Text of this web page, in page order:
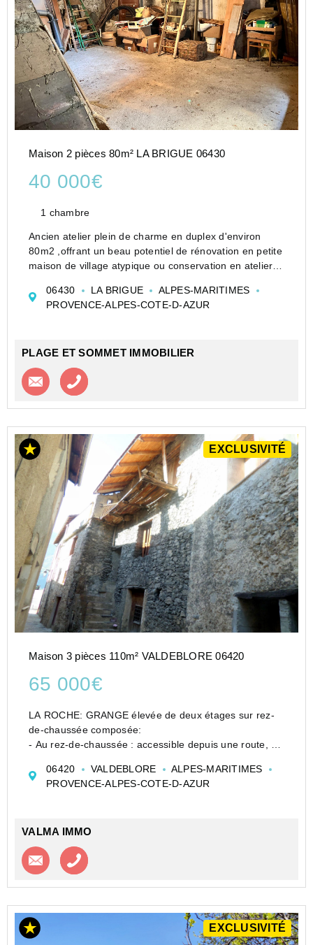
Maison 2 pièces 80m² LA BRIGUE 06430
40 000€
1 chambre
Ancien atelier plein de charme en duplex d'environ
80m2 ,offrant un beau potentiel de rénovation en petite
maison de village atypique ou conservation en atelier.
Absence actuelle d'eau et de ra...
06430 LA BRIGUE
ALPES-MARITIMES
PROVENCE-ALPES-COTE-D-AZUR
PLAGE ET SOMMET IMMOBILIER
Contacter l'agence
EXCLUSIVITÉ
Maison 3 pièces 110m² VALDEBLORE 06420
65 000€
LA ROCHE: GRANGE élevée de deux étages sur rez-
de-chaussée composée:
- Au rez-de-chaussée : accessible depuis une route, ce
garage
- Au 1er étage: un grande pièce destinée à être
06420 VALDEBLORE
ALPES-MARITIMES
PROVENCE-ALPES-COTE-D-AZUR
VALMA IMMO
Contacter l'agence
EXCLUSIVITÉ